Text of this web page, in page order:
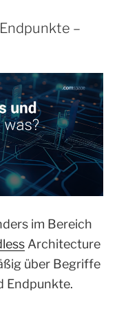
–
im Bereich
Architecture
über Begriffe
Endpunkte.